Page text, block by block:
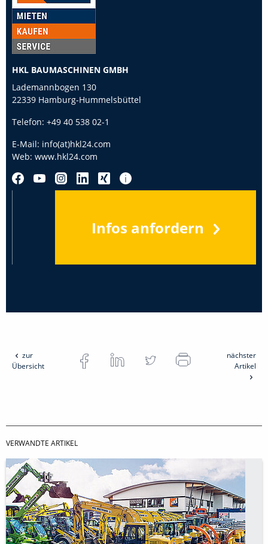
HKL BAUMASCHINEN GMBH
Lademannbogen 130
22339 Hamburg-Hummelsbüttel
Telefon: +49 40 538 02-1
E-Mail: info(at)hkl24.com
Web: www.hkl24.com
Infos anfordern
zur
Übersicht
nächster
Artikel
VERWANDTE ARTIKEL